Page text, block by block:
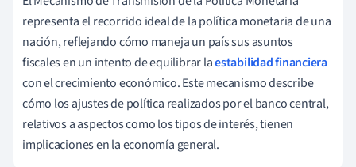
representa el recorrido ideal de la política monetaria de una
nación, reflejando cómo maneja un país sus asuntos
fiscales en un intento de equilibrar laestabilidad financiera
con el crecimiento económico. Este mecanismo describe
cómo los ajustes de política realizados por el banco central,
relativos a aspectos como los tipos de interés, tienen
implicaciones en la economía general.